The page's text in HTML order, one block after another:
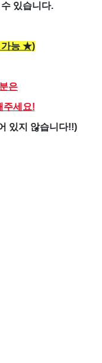
있습니다.
가능 ★)
은
주세요!
있지 않습니다!!)